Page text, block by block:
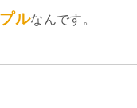
ルなんです。